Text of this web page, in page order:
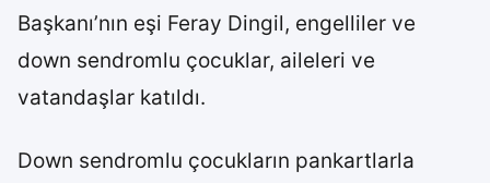
Başkanı’nın eşi Feray Dingil, engelliler ve
down sendromlu çocuklar, aileleri ve
vatandaşlar katıldı.
Down sendromlu çocukların pankartlarla